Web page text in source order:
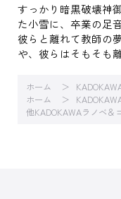
すっかり暗黒破壊神
た小雪に、卒業の足
彼らと離れて教師の
や、彼らはそもそも
ホーム
ホーム
他KADOKAWAラノベ＆